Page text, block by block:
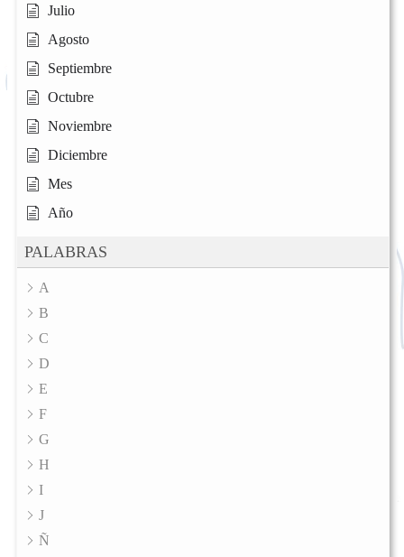
Julio
Agosto
Septiembre
Octubre
Noviembre
Diciembre
Mes
Año
PALABRAS
A
B
C
D
E
F
G
H
I
J
Ñ